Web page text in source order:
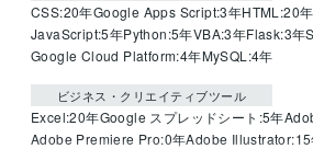
CSS:20年Google Apps Script:3年HTML:20年
JavaScript:5年Python:5年VBA:3年Flask:3年
Google Cloud Platform:4年MySQL:4年
ビジネス・クリエイティブツール
Excel:20年Google スプレッドシート:5年
Adobe Premiere Pro:0年Adobe Illustrator:15